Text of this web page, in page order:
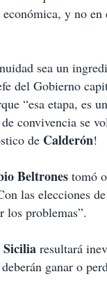
y no
sea un
del Gobierno
“esa etapa, es
convivencia se
de Calderón!
Beltrones tomó
las elecciones
los problemas”.
Sicilia resultará
ganar o